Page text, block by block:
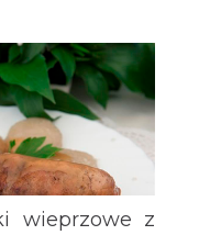
wieprzowe z